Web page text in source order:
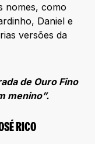
nomes, como
Daniel e
versões da
de Ouro Fino
menino”.
RICO